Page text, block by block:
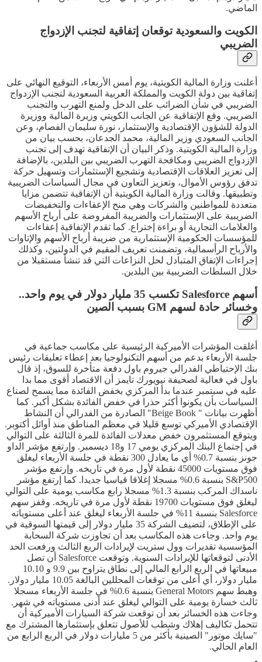
الماضي.
الكويت والسعودية توقعان إتفاقية لتجنب الإزدواج
الضريبي
أعلنت وزارة المالية الكويتية، يوم أمس الأربعاء، التوقيع النهائي على
إتفاقية بين دولة الكويت والمملكة العربية السعودية لتجنب الإزدواج
الضريبي في شأن الضرائب على الدخل ولمنع التهرب والتجنب
الضريبي. وقع الإتفاقية عن الجانب الكويتي وزيرة المالية ووزيرة
الدولة للشؤون الإقتصادية والإستثمار، نورة سليمان الفصام، وعن
الجانب السعودي وزير المالية، محمد الجدعان، بحسب بيان من
وزارة المالية الكويتية. وذكر البيان أن الإتفاقية تهدف إلى تجنب
الإزدواج الضريبي ومكافحة التهرب الضريبي بين البلدين، بالإضافة
إلى تعزيز العلاقات الإقتصادية وتشجيع الإستثمارات وتسهيل حركة
تدفق رؤوس الأموال، وتعزيز التعاون في مجال السياسات الضريبية
وتطبيقها. وقالت وزارة المالية الكويتية أن الإتفاقية تتضمن مزايا
متعددة للمواطنين والشركات وهي منح الإعفاءات والتخفيضات
الضريبية على الإستثمارات والضريبة المفروضة على أرباح الأسهم
والعلامات التجارية أو براءة إختراع. كما تقدم الإتفاقية إعفاءات
للمؤسسات الحكومية الإستثمارية من ضريبة أرباح الأسهم والإتاوات
والأرباح الرأسمالية، وتضمنت تعريف المقيم في الدولتين، وكذلك
إجراءات الإتفاق المتبادل لحل النزاعات التي قد تنشأ مستقبلا من
خلال السلطات الضريبية بين البلدين.
أسهم Salesforce تكسب 35 مليار دولار في يوم واحد..
وخسائر حادة لسهم GM بسبب الصين
أغلقت المؤشرات الأميركية الرئيسية على مكاسب جماعية في
جلسة الأربعاء بدعم من أسهم التكنولوجيا بعد إعطاء تعليقات رئيس
بنك الإحتياطي الفدرالي جيروم باول دفعة متأخرة للسوق، إذ قال
باول في فعالية لصحيفة نيويورك تايمز أن الاقتصاد أقوى مما بدا
عليه في سبتمبر عندما بدأ المركزي بخفض الفائدة مما يسمح لصناع
السياسات بأن يكونوا أكثر حذرا في خفض الفائدة بشكل أكبر. كما
أظهرت بيانات " Beige Book" الصادرة من الفدرالي أن النشاط
الإقتصادي الأميركي توسع قليلا في معظم المناطق منذ أوائل أكتوبر.
ويتوقع المستثمرون خفض معدلات الفائدة للمرة الثالثة على التوالي
في إجتماع البنك المركزي يومي 17 و18 ديسمبر. وإرتفع مؤشر الداو
جونز بنسبة 0.7% أي ما يعادل 300 نقطة في جلسة الأربعاء ليغلق
فوق مستويات 45000 نقطة لأول مرة في تاريخه. وإرتفع مؤشر
S&P500 بنسبة 0.6% مسجلا إغلاقا قياسيا جديدا. كما إرتفع مؤشر
ناسداك المركب بنسبة 1.3% مسجلا رابع مكاسب يومية على التوالي
ليغلق فوق مستويات 19700 نقطة لأول مرة في تاريخه. وقفز سهم
Salesforce بنسبة 11% في جلسة الأربعاء ليغلق عند أعلى مستوياته
على الإطلاق، لتضيف الشركة 35 مليار دولار إلى قيمتها السوقية في
يوم واحد. وجاءت هذه المكاسب بعد أن تجاوزت شركة السحابة
المؤسسية تقديرات وول ستريت لإيرادات الربع الثالث ورفعت الحد
الأدنى لتوقعاتها للإيرادات السنوية. وتوقعت Salesforce أن تصل
مبيعاتها في الربع الرابع المالي إلى نطاق يتراوح بين 9.9 و 10.10
مليار دولار، أي أعلى من توقعات المحللين البالغة 10.05 مليار دولار.
وهبط سهم General Motors بنسبة 0.6% في جلسة الأربعاء مسجلا
ثالث خسارة يومية على التوالي ليغلق عند أدنى مستوياته في شهر.
وجاءت هذه الخسائر بعد أن توقعت شركة السيارات الأميركية أن
تتحمل تكاليف إهلاك وشطب للأصول تتعلق بإستثمارها المشترك مع
"سايك موتور" الصينية بأكثر من 5 مليارات دولار في الربع الرابع من
العام الحالي.